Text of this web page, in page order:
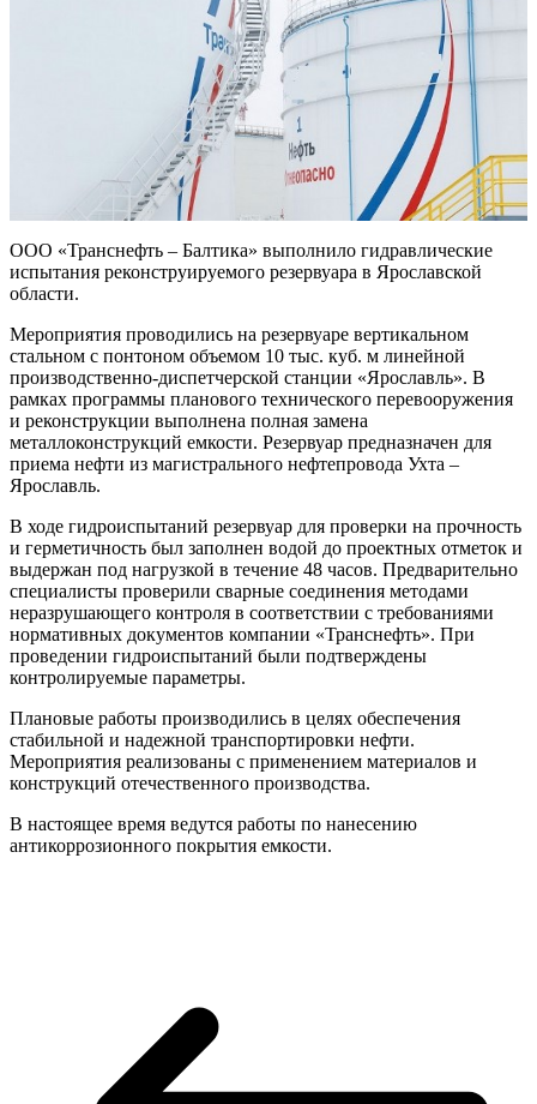
ООО «Транснефть – Балтика» выполнило гидравлические
испытания реконструируемого резервуара в Ярославской
области.
Мероприятия проводились на резервуаре вертикальном
стальном с понтоном объемом 10 тыс. куб. м линейной
производственно-диспетчерской станции «Ярославль». В
рамках программы планового технического перевооружения
и реконструкции выполнена полная замена
металлоконструкций емкости. Резервуар предназначен для
приема нефти из магистрального нефтепровода Ухта –
Ярославль.
В ходе гидроиспытаний резервуар для проверки на прочность
и герметичность был заполнен водой до проектных отметок и
выдержан под нагрузкой в течение 48 часов. Предварительно
специалисты проверили сварные соединения методами
неразрушающего контроля в соответствии с требованиями
нормативных документов компании «Транснефть». При
проведении гидроиспытаний были подтверждены
контролируемые параметры.
Плановые работы производились в целях обеспечения
стабильной и надежной транспортировки нефти.
Мероприятия реализованы с применением материалов и
конструкций отечественного производства.
В настоящее время ведутся работы по нанесению
антикоррозионного покрытия емкости.